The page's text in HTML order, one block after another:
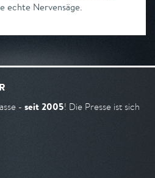
echte Nervensäge.
- seit 2005! Die Presse ist sich